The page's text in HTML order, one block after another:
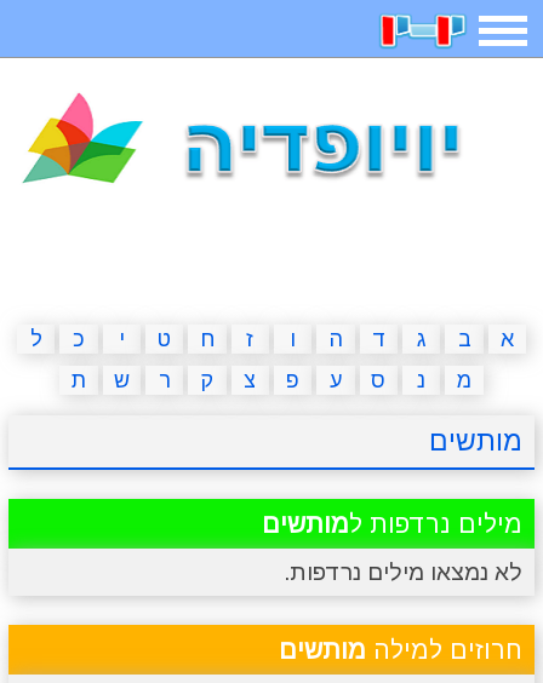
תפריט
איש תלוי מדריכים פוקימון גו מצא הבדלים
יצירה משחקי בנות אשליות חדשות
א ב ג ד ה ו ז ח ט י כ
ל
מ
נ ס ע פ צ ק ר ש ת
מותשים
מילים נרדפות למותשים
לא נמצאו מילים נרדפות.
חרוזים למילה מותשים